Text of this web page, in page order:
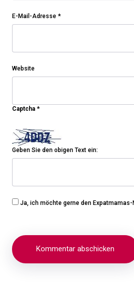
E-Mail-Adresse *
Website
Captcha *
Geben Sie den obigen Text ein:
Ja, ich möchte gerne den